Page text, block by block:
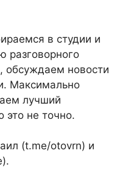
в студии и
разговорного
новости
Максимально
лучший
это не точно.
(t.me/otovrn) и